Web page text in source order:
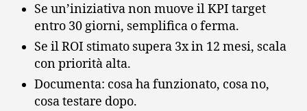
Se un’iniziativa non muove il KPI target
entro 30 giorni, semplifica o ferma.
Se il ROI stimato supera 3x in 12 mesi, scala
con priorità alta.
Documenta: cosa ha funzionato, cosa no,
cosa testare dopo.